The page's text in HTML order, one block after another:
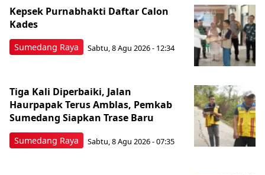
Sumedang Raya
Kepsek Purnabhakti Daftar Calon
Kades
Sabtu, 8 Agu 2026 - 12:34
Sumedang Raya
Tiga Kali Diperbaiki, Jalan
Haurpapak Terus Amblas, Pemkab
Sumedang Siapkan Trase Baru
Sabtu, 8 Agu 2026 - 07:35